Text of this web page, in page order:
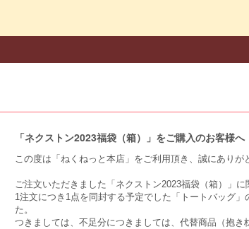
「ネクストン2023福袋（箱）」をご購入のお客様へ
この度は「ねくねっと本店」をご利用頂き、誠にありが
ご注文いただきました「ネクストン2023福袋（箱）」に
1注文につき1点を同封する予定でした「トートバッグ
た。
つきましては、不足分につきましては、代替商品（抱